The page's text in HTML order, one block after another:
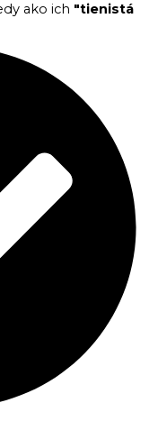
ako ich "tienistá